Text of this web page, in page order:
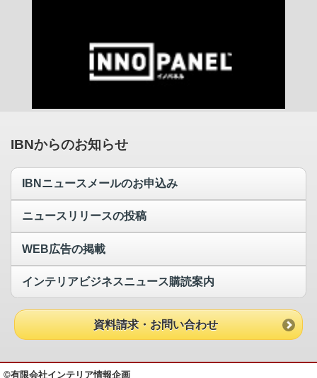
IBNからのお知らせ
IBNニュースメールのお申込み
ニュースリリースの投稿
WEB広告の掲載
インテリアビジネスニュース購読案内
資料請求・お問い合わせ
©有限会社インテリア情報企画